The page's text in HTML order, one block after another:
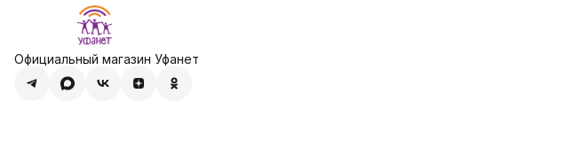
Официальный магазин Уфанет